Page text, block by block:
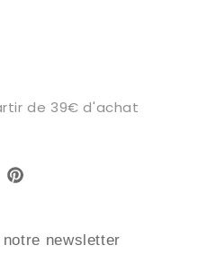
de 39€ d'achat
Pinterest
newsletter